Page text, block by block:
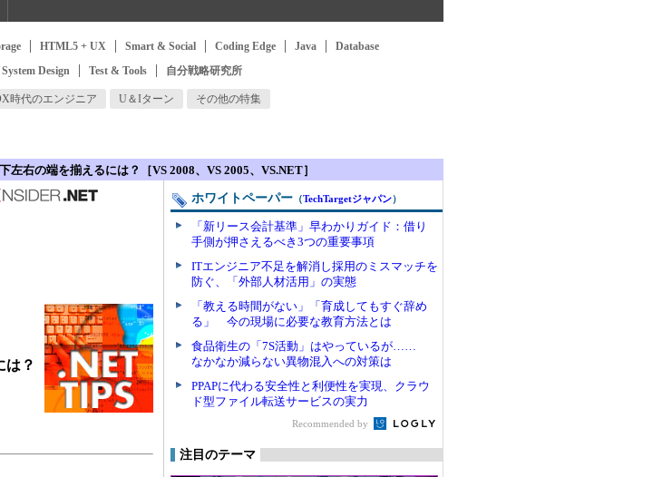
HTML5 + UX Smart & Social Coding Edge Java
Database
System Design Test & Tools 自分戦略研究所
時代のエンジニア U＆Iターン その他の特集
左右の端を揃えるには？［VS 2008、VS 2005、VS.NET］
は？
ホワイトペーパー （TechTargetジャパン）
「新リース会計基準」早わかりガイド：借り
手側が押さえるべき3つの重要事項
ITエンジニア不足を解消し採用のミスマッチを
防ぐ、「外部人材活用」の実態
「教える時間がない」「育成してもすぐ辞め
る」 今の現場に必要な教育方法とは
食品衛生の「7S活動」はやっているが……
なかなか減らない異物混入への対策は
PPAPに代わる安全性と利便性を実現、クラウ
ド型ファイル転送サービスの実力
Recommended by
注目のテーマ